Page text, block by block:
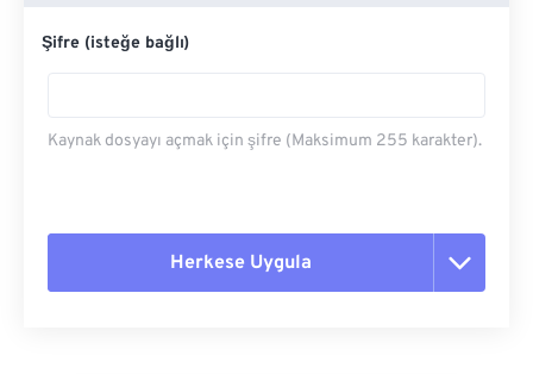
Url'den
Şifre (isteğe bağlı)
Kaynak dosyayı açmak için şifre (Maksimum 255 karakter).
Herkese Uygula